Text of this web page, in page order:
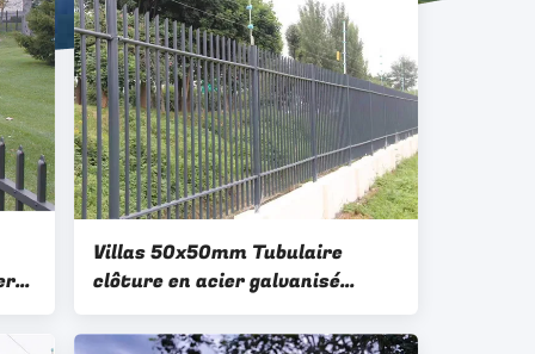
Villas 50x50mm Tubulaire
clôture en acier galvanisé
panneau métallique en fer
métallique maillage ornemental